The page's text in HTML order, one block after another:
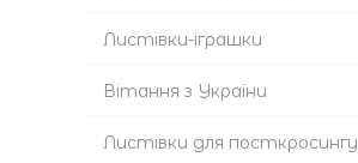
Листівки-іграшки
Вітання з України
Листівки для посткросингу